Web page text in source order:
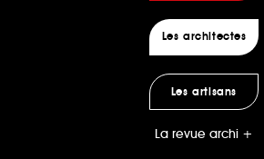
Les architectes
Les artisans
La revue archi +